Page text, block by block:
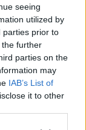
seeing
utilized by
parties prior to
further
parties on the
may
IAB’s List of
it to other
χωρισμό
Phillips
τον
πιο
δεν